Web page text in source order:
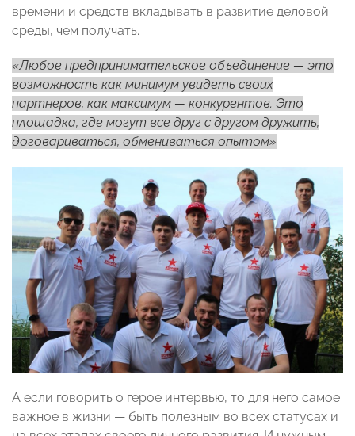
времени и средств вкладывать в развитие деловой
среды, чем получать.
«Любое предпринимательское объединение — это
возможность как минимум увидеть своих
партнеров, как максимум — конкурентов. Это
площадка, где могут все друг с другом дружить,
договариваться, обмениваться опытом»
А если говорить о герое интервью, то для него самое
важное в жизни — быть полезным во всех статусах и